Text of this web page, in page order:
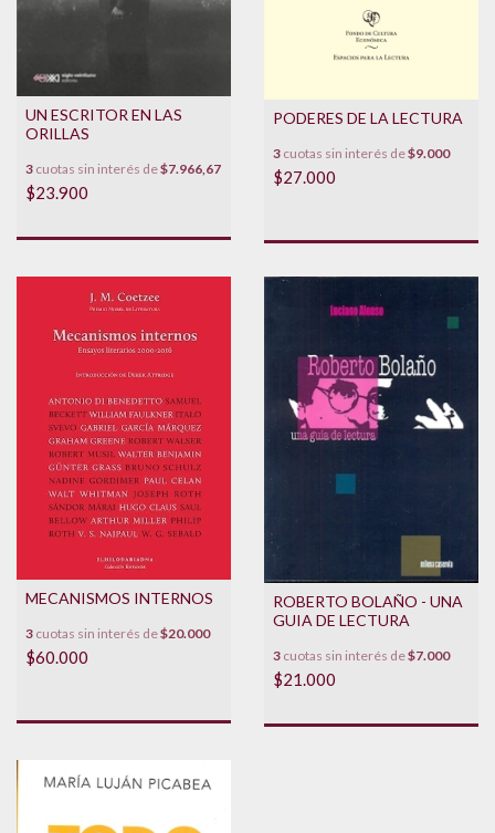
UN ESCRITOR EN LAS
ORILLAS
3 cuotas sin interés de$7.966,67
$23.900
PODERES DE LA LECTURA
3 cuotas sin interés de$9.000
$27.000
MECANISMOS INTERNOS
3 cuotas sin interés de$20.000
$60.000
ROBERTO BOLAÑO - UNA
GUIA DE LECTURA
3 cuotas sin interés de$7.000
$21.000